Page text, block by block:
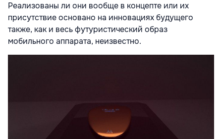
Реализованы ли они вообще в концепте или их
присутствие основано на инновациях будущего
также, как и весь футуристический образ
мобильного аппарата, неизвестно.